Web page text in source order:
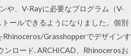
や、V-Rayに必要なプログラム（V-
ールできるようになりました。個別
Grasshopperでデザインす
ロード. ARCHICAD、Rhinocerosお